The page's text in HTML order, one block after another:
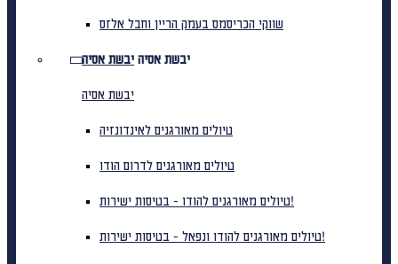
שווקי הכריסמס בעמק הריין וחבל אלזס
יבשת אסיה יבשת אסיה
יבשת אסיה
טיולים מאורגנים לאינדונזיה
טיולים מאורגנים לדרום הודו
טיולים מאורגנים להודו - בטיסות ישירות!
טיולים מאורגנים להודו ונפאל - בטיסות ישירות!